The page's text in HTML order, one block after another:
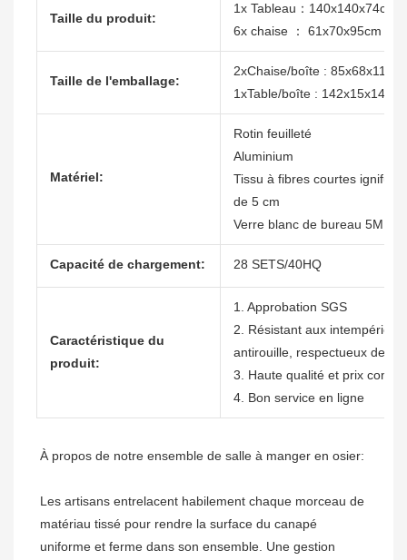
Taille du produit:
1x Tableau：140x140x74cm
6x chaise ： 61x70x95cm
Taille de l'emballage:
2xChaise/boîte :
1xTable/boîte :
Matériel:
Rotin feuilleté
Aluminium
Tissu à fibres courtes
de 5 cm
Verre blanc de bureau 5MM
Capacité de chargement: 28 SETS/40HQ
Caractéristique du
produit:
1. Approbation SGS
2. Résistant aux intempéries,
antirouille, respectueux de
3. Haute qualité et prix
4. Bon service en ligne
À propos de notre ensemble de salle à manger en osier:
Les artisans entrelacent habilement chaque morceau de
matériau tissé pour rendre la surface du canapé
uniforme et ferme dans son ensemble. Une gestion